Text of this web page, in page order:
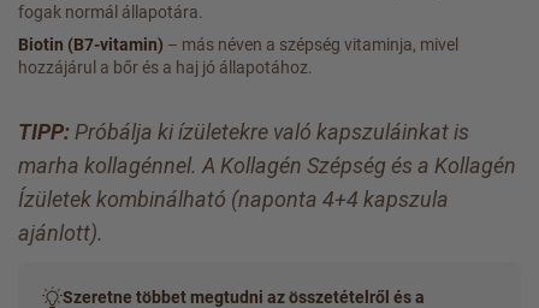
fogak normál állapotára.
Biotin (B7-vitamin) – más néven a szépség vitaminja, mivel
hozzájárul a bőr és a haj jó állapotához.
TIPP: Próbálja ki ízületekre való kapszuláinkat is
marha kollagénnel. A Kollagén Szépség és a Kollagén
Ízületek kombinálható (naponta 4+4 kapszula
ajánlott).
Szeretne többet megtudni az összetételről és a